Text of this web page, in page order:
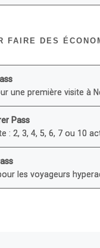
FAIRE DES
une première visite à
Pass
: 2, 3, 4, 5, 6, 7 ou 10
les voyageurs